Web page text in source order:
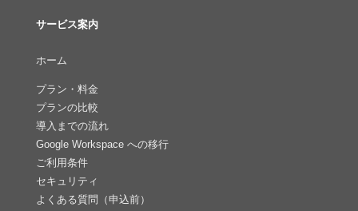
サービス案内
ホーム
プラン・料金
プランの比較
導入までの流れ
Google Workspace への移行
ご利用条件
セキュリティ
よくある質問（申込前）